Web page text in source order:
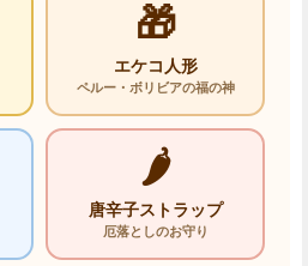
🎁
エケコ人形
ペルー・ボリビアの福の神
🌶️
唐辛子ストラップ
厄落としのお守り